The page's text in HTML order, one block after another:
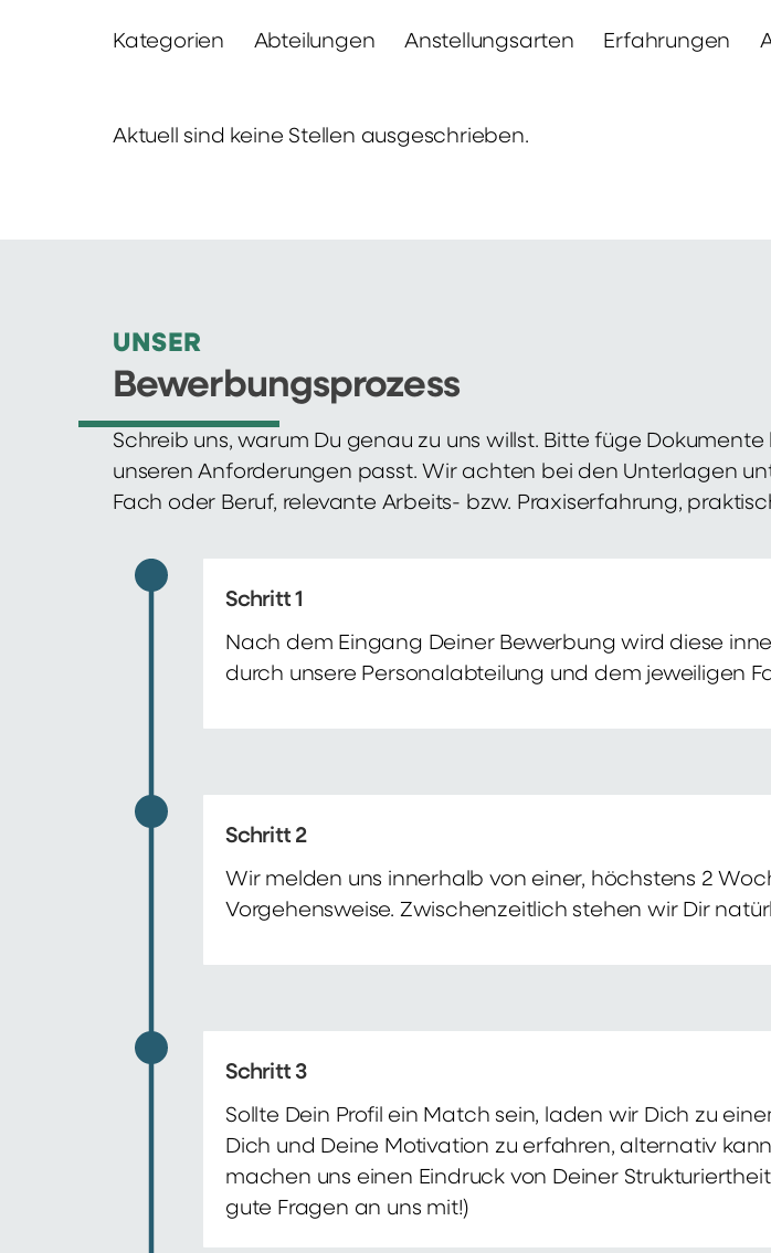
Kategorien Abteilungen Anstellungsarten Erfahrungen
Aktuell sind keine Stellen ausgeschrieben.
UNSER
Bewerbungsprozess
Schreib uns, warum Du genau zu uns willst. Bitte füge
unseren Anforderungen passt. Wir achten bei den Unterlagen
Fach oder Beruf, relevante Arbeits- bzw. Praxiserfahrung,
Schritt 1
Nach dem Eingang Deiner Bewerbung wird diese
durch unsere Personalabteilung und dem jeweiligen
Schritt 2
Wir melden uns innerhalb von einer, höchstens 2
Vorgehensweise. Zwischenzeitlich stehen wir Dir
Schritt 3
Sollte Dein Profil ein Match sein, laden wir Dich zu
Dich und Deine Motivation zu erfahren, alternativ
machen uns einen Eindruck von Deiner
gute Fragen an uns mit!)